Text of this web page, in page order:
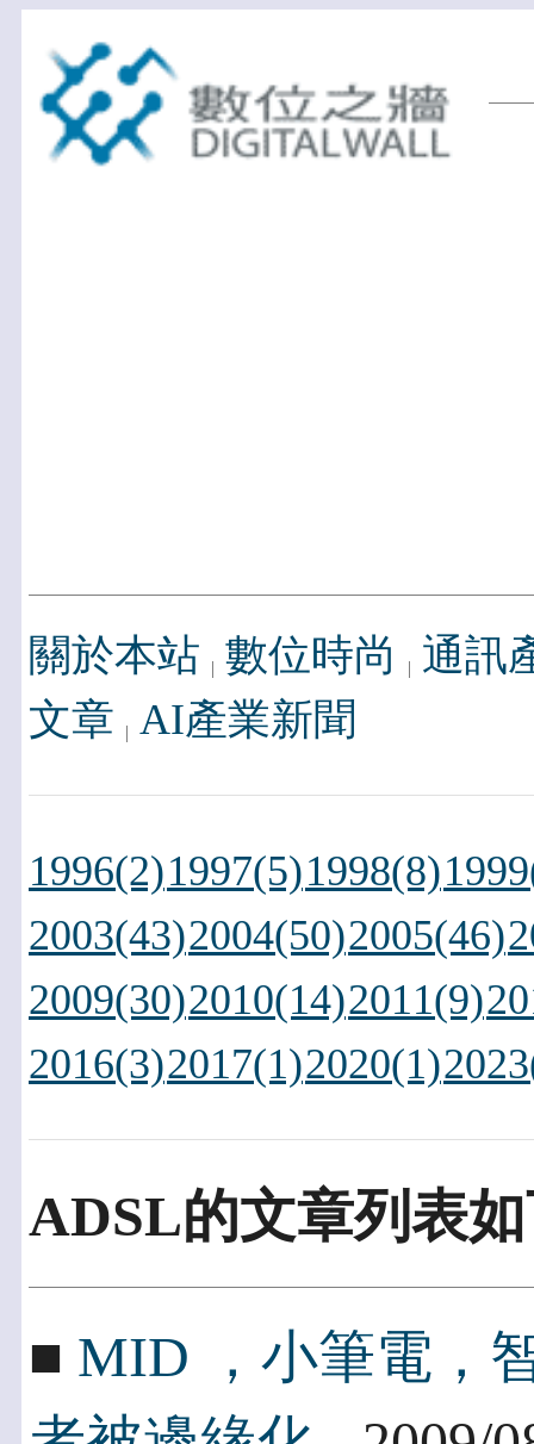
關於本站 數位時尚
通訊
文章 AI產業新聞
1996(2)1997(5)1998(8)
2003(43)2004(50)2005(46)
2009(30)2010(14)2011(9)
2016(3)2017(1)2020(1)
ADSL的文章列表
■ MID ，小筆電，